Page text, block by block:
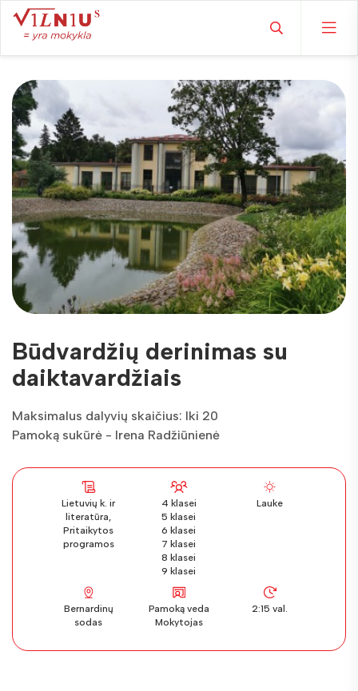
Būdvardžių derinimas su
daiktavardžiais
Maksimalus dalyvių skaičius: Iki 20
Pamoką sukūrė - Irena Radžiūnienė
Lietuvių k. ir
literatūra,
Pritaikytos
programos
4 klasei
5 klasei
6 klasei
7 klasei
8 klasei
9 klasei
Lauke
Bernardinų
sodas
Pamoką veda
Mokytojas
2:15 val.